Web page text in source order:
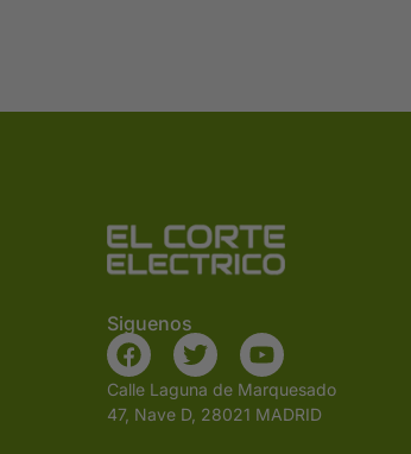
Siguenos
Calle Laguna de Marquesado
47, Nave D, 28021 MADRID